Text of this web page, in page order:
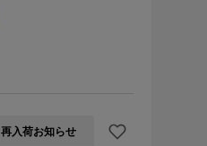
再入荷お知らせ